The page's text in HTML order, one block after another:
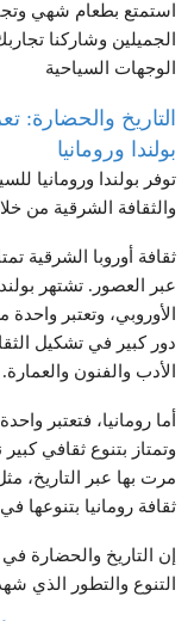
استمتع بطعام شهي
الجميلين وشاركنا
الوجهات السياحية
التاريخ والحضارة:
بولندا ورومانيا
توفر بولندا ورومانيا
والثقافة الشرقية من
ثقافة أوروبا الشرقية
عبر العصور. تشتهر
الأوروبي، وتعتبر
دور كبير في تشكيل
الأدب والفنون والعمارة.
أما رومانيا، فتعتبر
وتمتاز بتنوع ثقافي
مرت بها عبر التاريخ،
ثقافة رومانيا بتنوعها
إن التاريخ والحضارة
التنوع والتطور الذي